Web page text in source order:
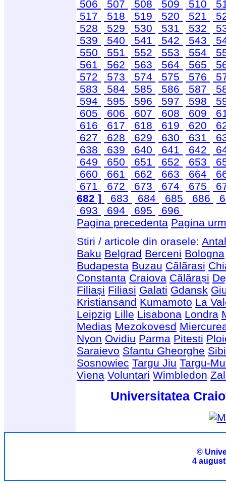
506 507 508 509 510
517
518 519 520 521
528
529 530 531 532
539
540 541 542 543
550
551 552 553 554
561
562 563 564 565
572
573 574 575 576
583
584 585 586 587
594
595 596 597 598
605
606 607 608 609
616
617 618 619 620
627
628 629 630 631
638
639 640 641 642
649
650 651 652 653
660
661 662 663 664
671
672 673 674 675
682 ]
683 684 685 686
693
694 695
696
Pagina precedenta Pagina
Stiri / articole din orasele:
Baku Belgrad Berceni Bologna
Budapesta Buzau Cãlãrasi
Constanta Craiova Călărași
Filiași Filiasi Galati Gdansk
Kristiansand Kumamoto La
Leipzig Lille Lisabona Londra
Medias Mezokovesd
Nyon Ovidiu Parma Pitesti
Saraievo Sfantu Gheorghe
Sosnowiec Targu Jiu Targu-
Viena Voluntari Wimbledon
Universitatea
©
4